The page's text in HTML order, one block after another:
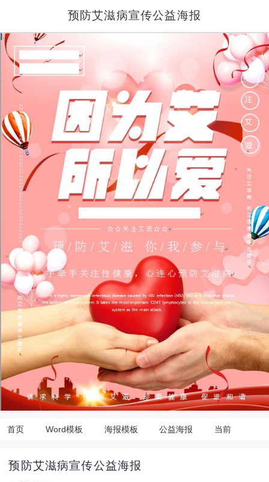
预防艾滋病宣传公益海报
首页 Word模板 海报模板 公益海报 当前
预防艾滋病宣传公益海报